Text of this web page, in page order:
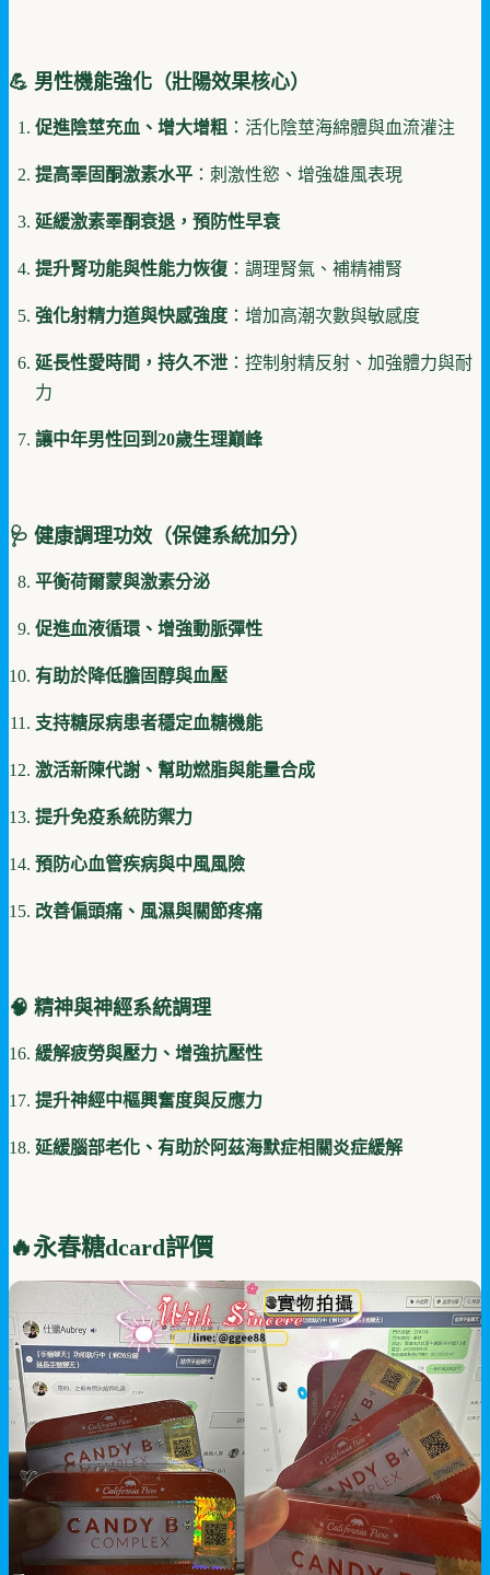
💪 男性機能強化（壯陽效果核心）
促進陰莖充血、增大增粗 ：活化陰莖海綿體與血流灌注
提高睪固酮激素水平 ：刺激性慾、增強雄風表現
延緩激素睪酮衰退，預防性早衰
提升腎功能與性能力恢復 ：調理腎氣、補精補腎
強化射精力道與快感強度 ：增加高潮次數與敏感度
延長性愛時間，持久不泄 ：控制射精反射、加強體力與耐
力
讓中年男性回到20歲生理巔峰
🩺 健康調理功效（保健系統加分）
平衡荷爾蒙與激素分泌
促進血液循環、增強動脈彈性
有助於降低膽固醇與血壓
支持糖尿病患者穩定血糖機能
激活新陳代謝、幫助燃脂與能量合成
提升免疫系統防禦力
預防心血管疾病與中風風險
改善偏頭痛、風濕與關節疼痛
🧠 精神與神經系統調理
緩解疲勞與壓力、增強抗壓性
提升神經中樞興奮度與反應力
延緩腦部老化、有助於阿茲海默症相關炎症緩解
🔥永春糖dcard評價